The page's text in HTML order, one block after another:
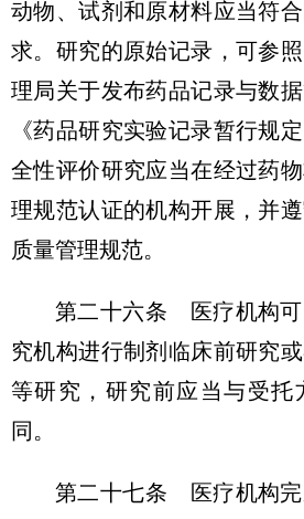
动物、试剂和原材料应当符
求。研究的原始记录，可参
理局关于发布药品记录与数据
《药品研究实验记录暂行规
全性评价研究应当在经过药
理规范认证的机构开展，并
质量管理规范。
第二十六条 医疗机构可
究机构进行制剂临床前研究
等研究，研究前应当与受托
同。
第二十七条 医疗机构完